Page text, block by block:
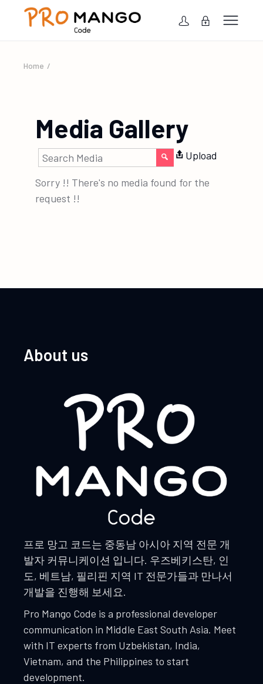
Home
Media Gallery
Upload
Sorry !! There's no media found for the
request !!
About us
프로 망고 코드는 중동남 아시아 지역 전문 개
발자 커뮤니케이션 입니다. 우즈베키스탄, 인
도, 베트남, 필리핀 지역 IT 전문가들과 만나서
개발을 진행해 보세요.
Pro Mango Code is a professional developer
communication in Middle East South Asia. Meet
with IT experts from Uzbekistan, India,
Vietnam, and the Philippines to start
development.